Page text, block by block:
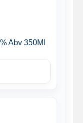
Abv 350Ml